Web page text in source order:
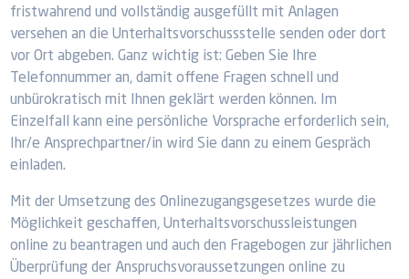
fristwahrend und vollständig ausgefüllt mit Anlagen
versehen an die Unterhaltsvorschussstelle senden oder dort
vor Ort abgeben. Ganz wichtig ist: Geben Sie Ihre
Telefonnummer an, damit offene Fragen schnell und
unbürokratisch mit Ihnen geklärt werden können. Im
Einzelfall kann eine persönliche Vorsprache erforderlich sein,
Ihr/e Ansprechpartner/in wird Sie dann zu einem Gespräch
einladen.
Mit der Umsetzung des Onlinezugangsgesetzes wurde die
Möglichkeit geschaffen, Unterhaltsvorschussleistungen
online zu beantragen und auch den Fragebogen zur jährlichen
Überprüfung der Anspruchsvoraussetzungen online zu